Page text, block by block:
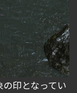
印となってい